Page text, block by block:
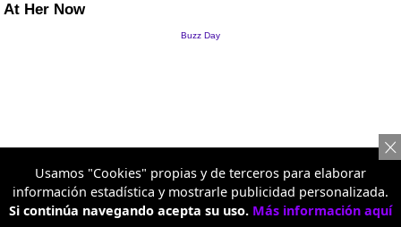
Usamos "Cookies" propias y de terceros para elaborar
información estadística y mostrarle publicidad personalizada.
Si continúa navegando acepta su uso. Más información aquí